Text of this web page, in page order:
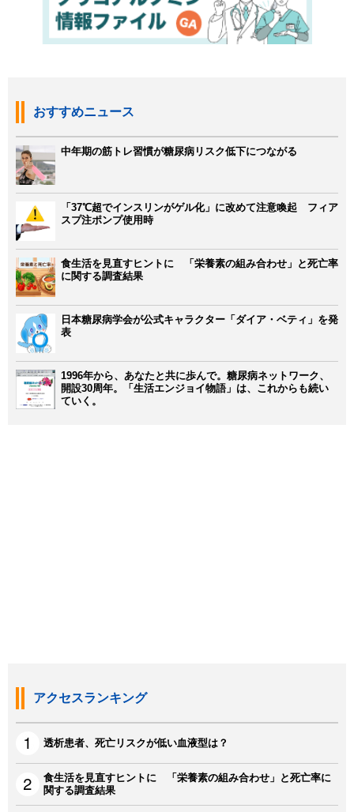
おすすめニュース
中年期の筋トレ習慣が糖尿病リスク低下につながる
「37℃超でインスリンがゲル化」に改めて注意喚起 フィア
スプ注ポンプ使用時
食生活を見直すヒントに 「栄養素の組み合わせ」と死亡率
に関する調査結果
日本糖尿病学会が公式キャラクター「ダイア・ベティ」を発
表
1996年から、あなたと共に歩んで。糖尿病ネットワーク、
開設30周年。「生活エンジョイ物語」は、これからも続い
ていく。
アクセスランキング
透析患者、死亡リスクが低い血液型は？
食生活を見直すヒントに 「栄養素の組み合わせ」と死亡率に
関する調査結果